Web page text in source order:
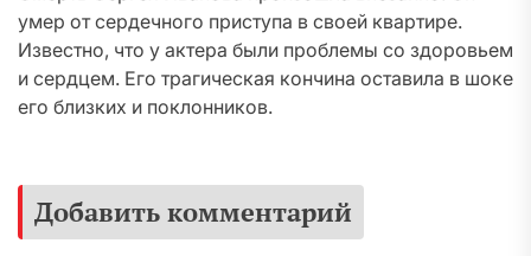
умер от сердечного приступа в своей квартире.
Известно, что у актера были проблемы со здоровьем
и сердцем. Его трагическая кончина оставила в шоке
его близких и поклонников.
Добавить комментарий